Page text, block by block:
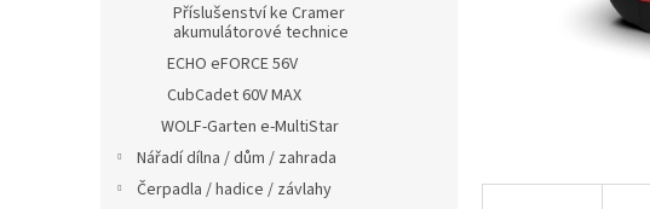
Příslušenství ke Cramer
akumulátorové technice
ECHO eFORCE 56V
CubCadet 60V MAX
WOLF-Garten e-MultiStar
Nářadí dílna / dům / zahrada
Čerpadla / hadice / závlahy